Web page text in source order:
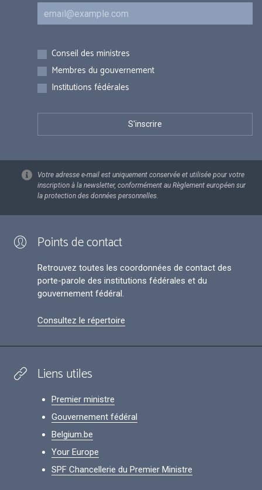
Courriel
Inscriptions
Conseil des ministres
Membres du gouvernement
Institutions fédérales
Votre adresse e-mail est uniquement conservée et utilisée pour votre
inscription à la newsletter, conformément au Règlement européen sur
la protection des données personnelles.
Points de contact
Retrouvez toutes les coordonnées de contact des
porte-parole des institutions fédérales et du
gouvernement fédéral.
Consultez le répertoire
Liens utiles
Premier ministre
Gouvernement fédéral
Belgium.be
Your Europe
SPF Chancellerie du Premier Ministre